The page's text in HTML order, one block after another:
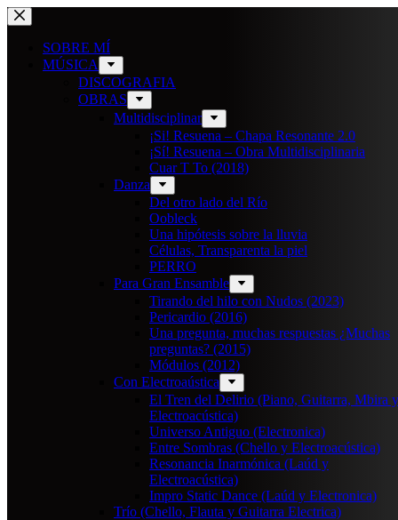
Saltar
al
contenidoSOBRE MÍ
MÚSICA
DISCOGRAFIA
OBRAS
Multidisciplinar
¡Si! Resuena – Chapa Resonante 2.0
¡Sí! Resuena – Obra Multidisciplinaria
Cuar T To (2018)
Danza
Del otro lado del Río
Oobleck
Una hipótesis sobre la lluvia
Células, Transparenta la piel
PERRO
Para Gran Ensamble
Tirando del hilo con Nudos (2023)
Pericardio (2016)
Una pregunta, muchas respuestas ¿Muchas
preguntas? (2015)
Módulos (2012)
Con Electroaústica
El Tren del Delirio (Piano, Guitarra, Mbira y
Electroacústica)
Universo Antiguo (Electronica)
Entre Sombras (Chello y Electroacústica)
Resonancia Inarmónica (Laúd y
Electroacústica)
Impro Static Dance (Laúd y Electronica)
Trío (Chello, Flauta y Guitarra Electrica)